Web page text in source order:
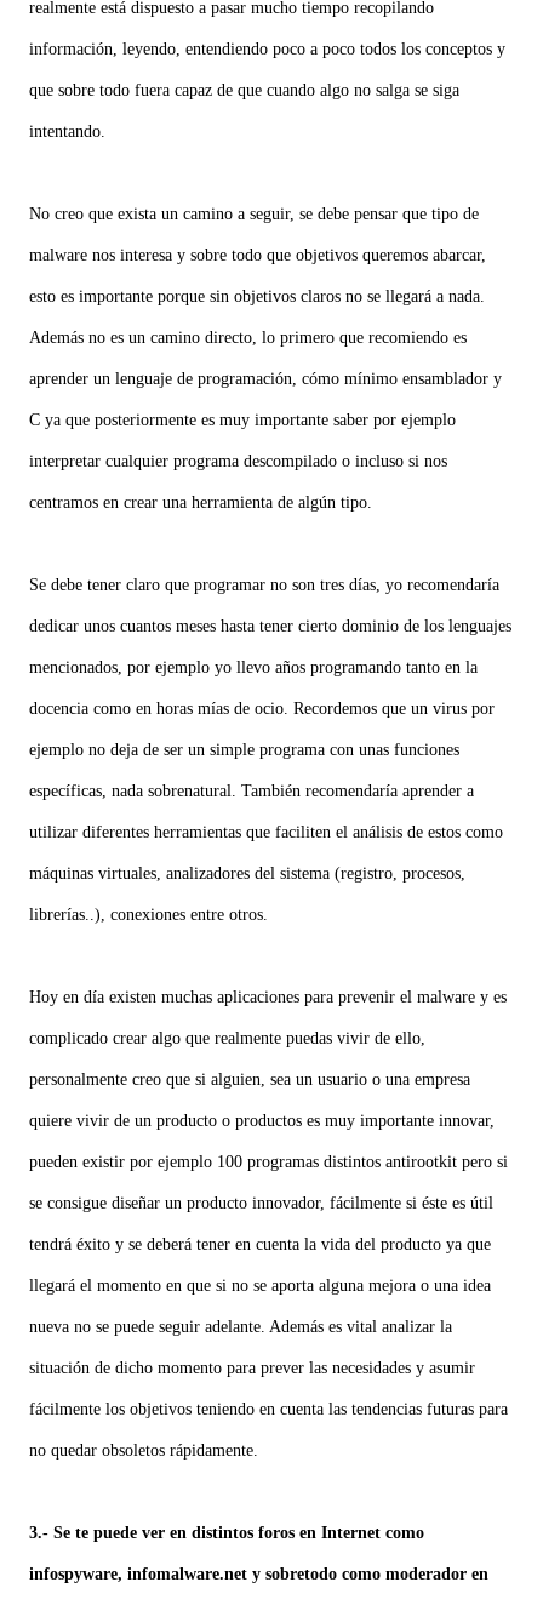
realmente está dispuesto a pasar mucho tiempo recopilando
información, leyendo, entendiendo poco a poco todos los conceptos y
que sobre todo fuera capaz de que cuando algo no salga se siga
intentando.
No creo que exista un camino a seguir, se debe pensar que tipo de
malware nos interesa y sobre todo que objetivos queremos abarcar,
esto es importante porque sin objetivos claros no se llegará a nada.
Además no es un camino directo, lo primero que recomiendo es
aprender un lenguaje de programación, cómo mínimo ensamblador y
C ya que posteriormente es muy importante saber por ejemplo
interpretar cualquier programa descompilado o incluso si nos
centramos en crear una herramienta de algún tipo.
Se debe tener claro que programar no son tres días, yo recomendaría
dedicar unos cuantos meses hasta tener cierto dominio de los lenguajes
mencionados, por ejemplo yo llevo años programando tanto en la
docencia como en horas mías de ocio. Recordemos que un virus por
ejemplo no deja de ser un simple programa con unas funciones
específicas, nada sobrenatural. También recomendaría aprender a
utilizar diferentes herramientas que faciliten el análisis de estos como
máquinas virtuales, analizadores del sistema (registro, procesos,
librerías..), conexiones entre otros.
Hoy en día existen muchas aplicaciones para prevenir el malware y es
complicado crear algo que realmente puedas vivir de ello,
personalmente creo que si alguien, sea un usuario o una empresa
quiere vivir de un producto o productos es muy importante innovar,
pueden existir por ejemplo 100 programas distintos antirootkit pero si
se consigue diseñar un producto innovador, fácilmente si éste es útil
tendrá éxito y se deberá tener en cuenta la vida del producto ya que
llegará el momento en que si no se aporta alguna mejora o una idea
nueva no se puede seguir adelante. Además es vital analizar la
situación de dicho momento para prever las necesidades y asumir
fácilmente los objetivos teniendo en cuenta las tendencias futuras para
no quedar obsoletos rápidamente.
3.- Se te puede ver en distintos foros en Internet como
infospyware, infomalware.net y sobretodo como moderador en